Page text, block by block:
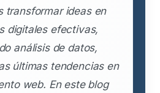
transformar ideas en
digitales efectivas,
análisis de datos,
últimas tendencias en
web. En este blog